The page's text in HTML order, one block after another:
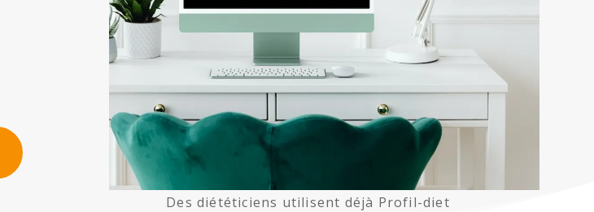
Des diététiciens utilisent déjà Profil-diet